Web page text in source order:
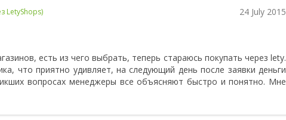
LetyShops)
24 July 2015
есть из чего выбрать, теперь стараюсь покупать через lety.
что приятно удивляет, на следующий день после заявки деньги
вопросах менеджеры все объясняют быстро и понятно. Мне